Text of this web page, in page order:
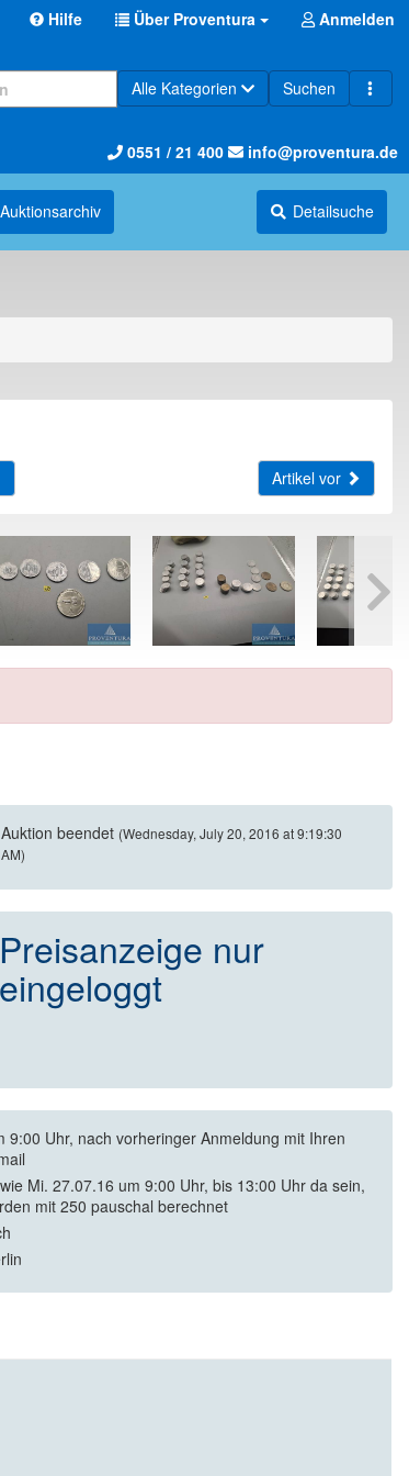
Hilfe Über Proventura Anmelden
Alle Kategorien Suchen
0551 / 21 400 info@proventura.de
Auktions­archiv Detailsuche
Artikel vor
Auktion beendet (Wednesday, July 20, 2016 at 9:19:30
AM)
Preisanzeige nur
eingeloggt
9:00 Uhr, nach vorheringer Anmeldung mit Ihren
Mi. 27.07.16 um 9:00 Uhr, bis 13:00 Uhr da sein,
mit 250 pauschal berechnet